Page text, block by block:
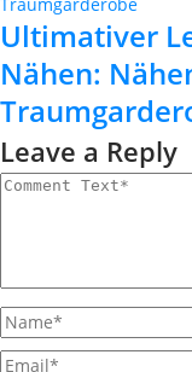
Ultimativer
Nähen:
Leave a Reply